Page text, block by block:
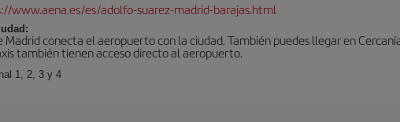
www.aena.es/es/adolfo-suarez-madrid-barajas.html
Madrid conecta el aeropuerto con la ciudad. También puedes llegar en
también tienen acceso directo al aeropuerto.
1, 2, 3 y 4